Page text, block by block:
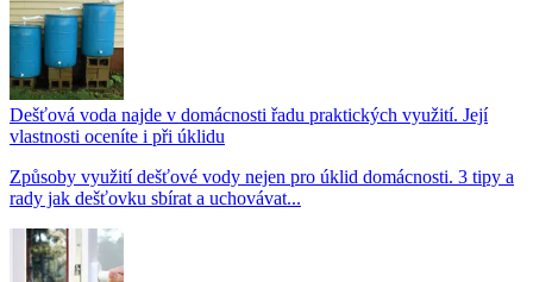
Dešťová voda najde v domácnosti řadu praktických využití. Její
vlastnosti oceníte i při úklidu
Způsoby využití dešťové vody nejen pro úklid domácnosti. 3 tipy a
rady jak dešťovku sbírat a uchovávat...